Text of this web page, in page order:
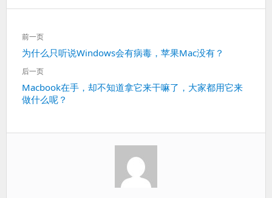
文
章
导
航
前一页
上
一
篇：
为什么只听说Windows会有病毒，苹果Mac没有？
后一页
下
一
Macbook在手，却不知道拿它来干嘛了，大家都用它来
做什么呢？